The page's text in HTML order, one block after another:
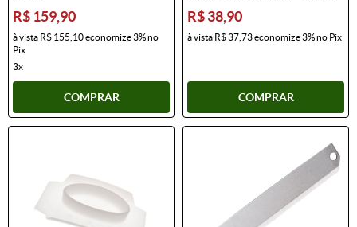
R$ 159,90
à vista R$ 155,10economize3%no
Pix
3x
COMPRAR
R$ 38,90
à vista R$ 37,73economize3%no Pix
COMPRAR